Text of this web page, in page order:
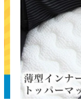
最短発送 冷感ラグ
カテゴリから探す
ソファ